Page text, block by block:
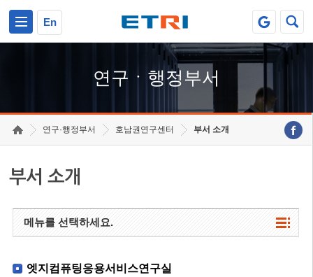
En
연구ㆍ행정부서
연구·행정부서 호남권연구센터 부서 소개
부서 소개
메뉴를 선택하세요.
엣지컴퓨팅응용서비스연구실